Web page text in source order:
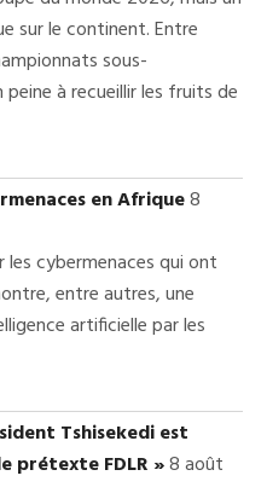
sur le continent. Entre
sous-
à recueillir les fruits de
en Afrique8
les cybermenaces qui ont
entre autres, une
artificielle par les
Tshisekedi est
prétexte FDLR »8 août